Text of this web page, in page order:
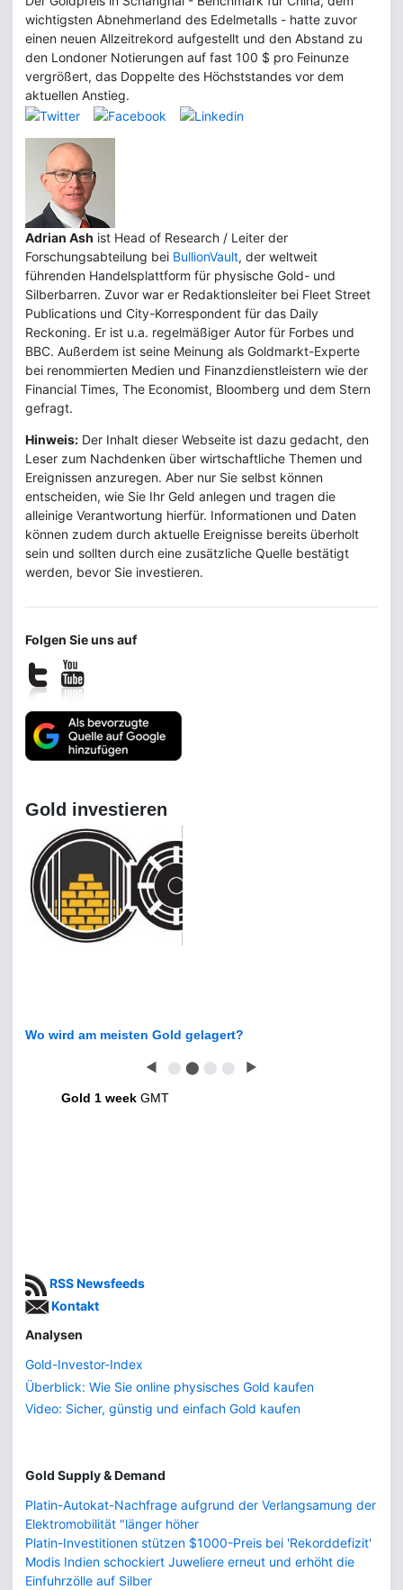
wichtigsten Abnehmerland des Edelmetalls - hatte zuvor
einen neuen Allzeitrekord aufgestellt und den Abstand zu
den Londoner Notierungen auf fast 100 $ pro Feinunze
vergrößert, das Doppelte des Höchststandes vor dem
aktuellen Anstieg.
Adrian Ash ist Head of Research / Leiter der
Forschungsabteilung bei BullionVault, der weltweit
führenden Handelsplattform für physische Gold- und
Silberbarren. Zuvor war er Redaktionsleiter bei Fleet Street
Publications und City-Korrespondent für das Daily
Reckoning. Er ist u.a. regelmäßiger Autor für Forbes und
BBC. Außerdem ist seine Meinung als Goldmarkt-Experte
bei renommierten Medien und Finanzdienstleistern wie der
Financial Times, The Economist, Bloomberg und dem Stern
gefragt.
Hinweis: Der Inhalt dieser Webseite ist dazu gedacht, den
Leser zum Nachdenken über wirtschaftliche Themen und
Ereignissen anzuregen. Aber nur Sie selbst können
entscheiden, wie Sie Ihr Geld anlegen und tragen die
alleinige Verantwortung hierfür. Informationen und Daten
können zudem durch aktuelle Ereignisse bereits überholt
sein und sollten durch eine zusätzliche Quelle bestätigt
werden, bevor Sie investieren.
Folgen Sie uns auf
Gold investieren
Wo wird am meisten Gold gelagert?
◀ ⬤ ⬤ ⬤ ⬤ ▶
Gold 1 week GMT
RSS Newsfeeds
Kontakt
Analysen
Gold-Investor-Index
Überblick: Wie Sie online physisches Gold kaufen
Video: Sicher, günstig und einfach Gold kaufen
Gold Supply & Demand
Platin-Autokat-Nachfrage aufgrund der Verlangsamung der
Elektromobilität "länger höher
Platin-Investitionen stützen $1000-Preis bei 'Rekorddefizit'
Modis Indien schockiert Juweliere erneut und erhöht die
Einfuhrzölle auf Silber